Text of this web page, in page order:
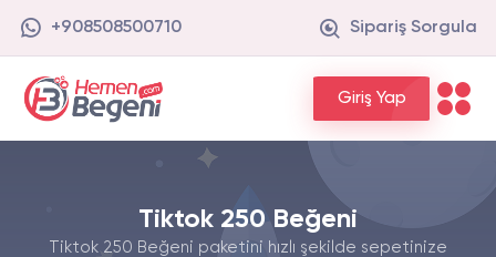
+908508500710 Sipariş Sorgula
Giriş Yap
Tiktok 250 Beğeni
Tiktok 250 Beğeni paketini hızlı şekilde sepetinize